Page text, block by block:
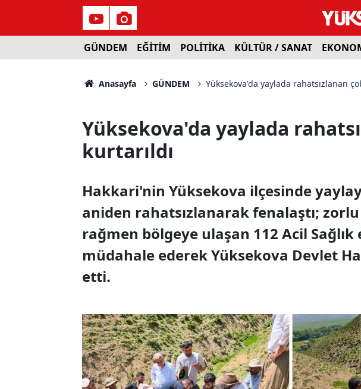
GÜNDEM EĞİTİM POLİTİKA KÜLTÜR / SANAT
Anasayfa GÜNDEM Yüksekova'da yaylada rahatsızlanan
Yüksekova'da yaylada
kurtarıldı
Hakkari'nin Yüksekova ilçesinde
aniden rahatsızlanarak fenalaştı;
rağmen bölgeye ulaşan 112 Acil
müdahale ederek Yüksekova Devlet
etti.